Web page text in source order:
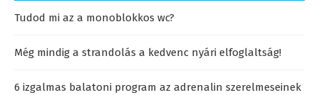
Tudod mi az a monoblokkos wc?
Még mindig a strandolás a kedvenc nyári elfoglaltság!
6 izgalmas balatoni program az adrenalin szerelmeseinek